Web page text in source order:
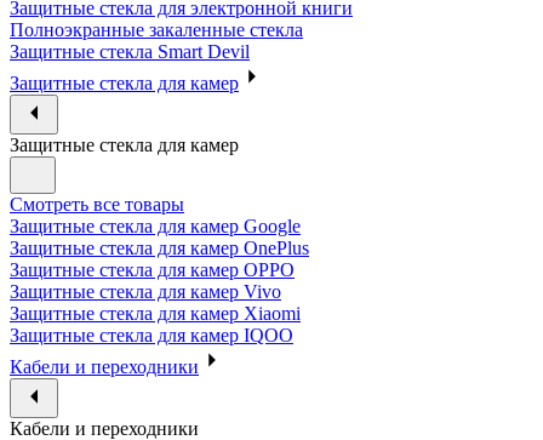
Защитные стекла для электронной книги
Полноэкранные закаленные стекла
Защитные стекла Smart Devil
Защитные стекла для камер
Защитные стекла для камер
Смотреть все товары
Защитные стекла для камер Google
Защитные стекла для камер OnePlus
Защитные стекла для камер OPPO
Защитные стекла для камер Vivo
Защитные стекла для камер Xiaomi
Защитные стекла для камер IQOO
Кабели и переходники
Кабели и переходники